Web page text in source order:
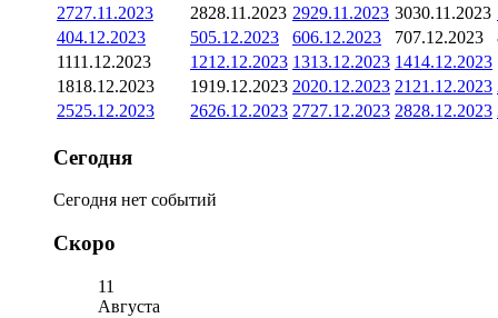
2727.11.2023 2828.11.2023 2929.11.2023 3030.11.2023
404.12.2023 505.12.2023 606.12.2023 707.12.2023
1111.12.2023 1212.12.2023 1313.12.2023 1414.12.2023
1818.12.2023 1919.12.2023 2020.12.2023 21 21.12.2023
2525.12.2023 2626.12.2023 2727.12.2023 2828.12.2023
Сегодня
Сегодня нет событий
Скоро
11
Августа